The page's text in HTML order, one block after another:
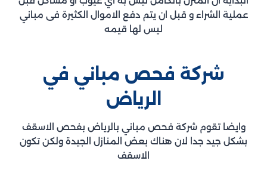
عملية الشراء و قبل ان يتم دفع الاموال الكثيرة فى مباني
ليس لها قيمه
شركة فحص مباني في
الرياض
وايضا تقوم شركة فحص مباني بالرياض بفحص الاسقف
بشكل جيد جدا لان هناك بعض المنازل الجيدة ولكن تكون
الاسقف